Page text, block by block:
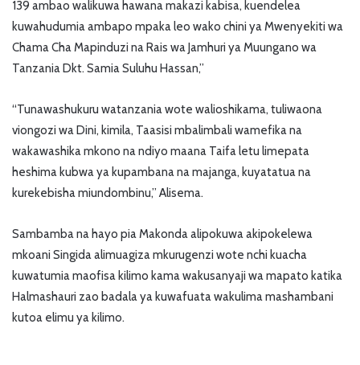
139 ambao walikuwa hawana makazi kabisa, kuendelea
kuwahudumia ambapo mpaka leo wako chini ya Mwenyekiti wa
Chama Cha Mapinduzi na Rais wa Jamhuri ya Muungano wa
Tanzania Dkt. Samia Suluhu Hassan,”
“Tunawashukuru watanzania wote walioshikama, tuliwaona
viongozi wa Dini, kimila, Taasisi mbalimbali wamefika na
wakawashika mkono na ndiyo maana Taifa letu limepata
heshima kubwa ya kupambana na majanga, kuyatatua na
kurekebisha miundombinu,” Alisema.
Sambamba na hayo pia Makonda alipokuwa akipokelewa
mkoani Singida alimuagiza mkurugenzi wote nchi kuacha
kuwatumia maofisa kilimo kama wakusanyaji wa mapato katika
Halmashauri zao badala ya kuwafuata wakulima mashambani
kutoa elimu ya kilimo.